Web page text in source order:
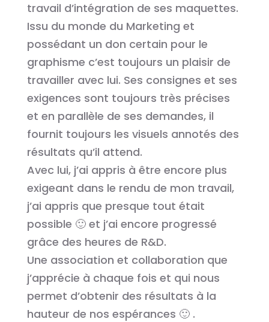
travail d’intégration de ses maquettes.
Issu du monde du Marketing et
possédant un don certain pour le
graphisme c’est toujours un plaisir de
travailler avec lui. Ses consignes et ses
exigences sont toujours très précises
et en parallèle de ses demandes, il
fournit toujours les visuels annotés des
résultats qu’il attend.
Avec lui, j’ai appris à être encore plus
exigeant dans le rendu de mon travail,
j’ai appris que presque tout était
possible 🙂 et j’ai encore progressé
grâce des heures de R&D.
Une association et collaboration que
j’apprécie à chaque fois et qui nous
permet d’obtenir des résultats à la
hauteur de nos espérances 🙂 .